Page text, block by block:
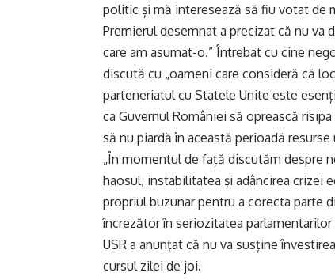
politic și mă interesează să fiu votat de
Premierul desemnat a precizat că nu va
care am asumat-o.” Întrebat cu cine
discută cu „oameni care consideră că
parteneriatul cu Statele Unite este
ca Guvernul României să oprească
să nu piardă în această perioadă
„În momentul de față discutăm despre
haosul, instabilitatea și adâncirea crizei
propriul buzunar pentru a corecta parte
încrezător în seriozitatea parlamentarilor
USR a anunțat că nu va susține
cursul zilei de joi.